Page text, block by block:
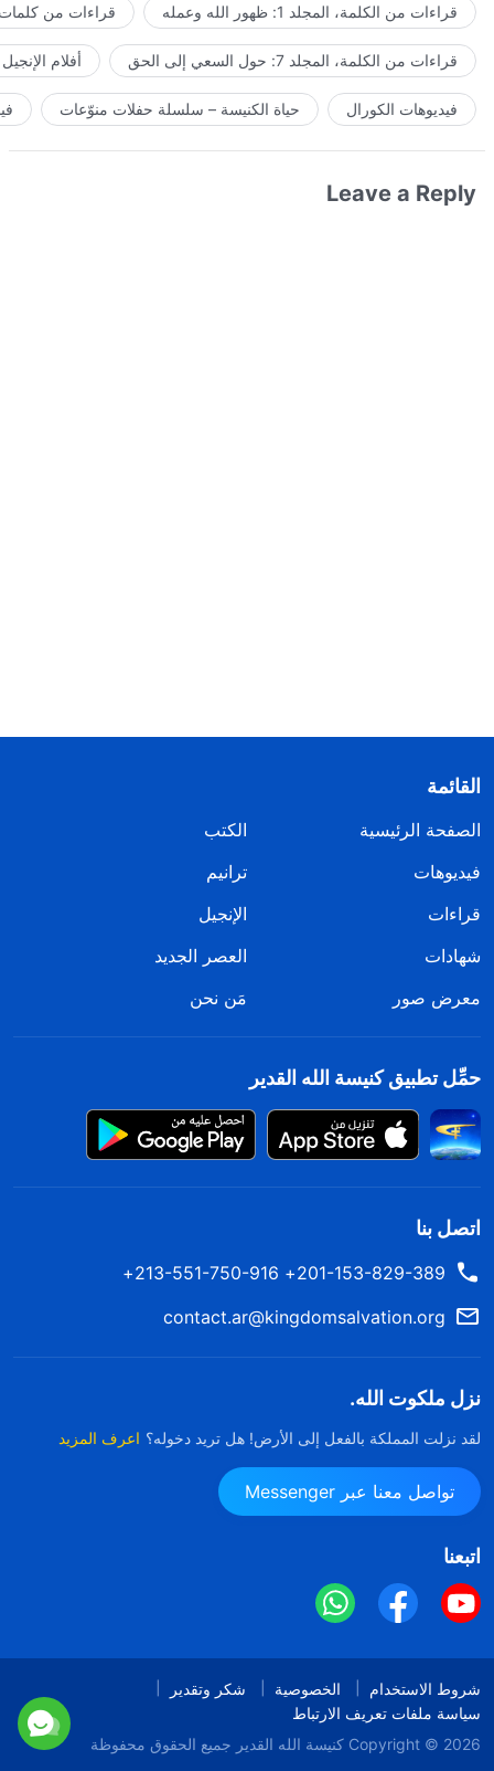
قراءات من الكلمة، المجلد 1: ظهور الله وعمله قراءات من كلمات
قراءات من الكلمة، المجلد 7: حول السعي إلى الحق أفلام الإنجيل
فيديوهات الكورال حياة الكنيسة – سلسلة حفلات منوّعات
Leave a Reply
القائمة
الصفحة الرئيسية
الكتب
فيديوهات
ترانيم
قراءات
الإنجيل
شهادات
العصر الجديد
معرض صور
مَن نحن
حمِّل تطبيق كنيسة الله القدير
اتصل بنا
201-153-829-389+ 213-551-750-916+
contact.ar@kingdomsalvation.org
نزل ملكوت الله.
لقد نزلت المملكة بالفعل إلى الأرض! هل تريد دخوله؟ اعرف المزيد
تواصل معنا عبر Messenger
اتبعنا
شروط الاستخدام الخصوصية
شكر وتقدير
سياسة ملفات تعريف الارتباط
Copyright © 2026 كنيسة الله القدير جميع الحقوق محفوظة